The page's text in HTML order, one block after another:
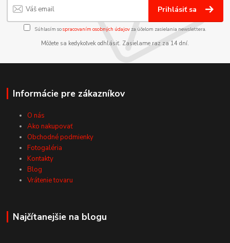
Prihlásiť sa
Súhlasím sospracovaním osobných údajov za účelom zasielania newslettera.
Môžete sa kedykoľvek odhlásiť. Zasielame raz za 14 dní.
Informácie pre zákazníkov
O nás
Ako nakupovať
Obchodné podmienky
Fotogaléria
Kontakty
Blog
Vrátenie tovaru
Najčítanejšie na blogu